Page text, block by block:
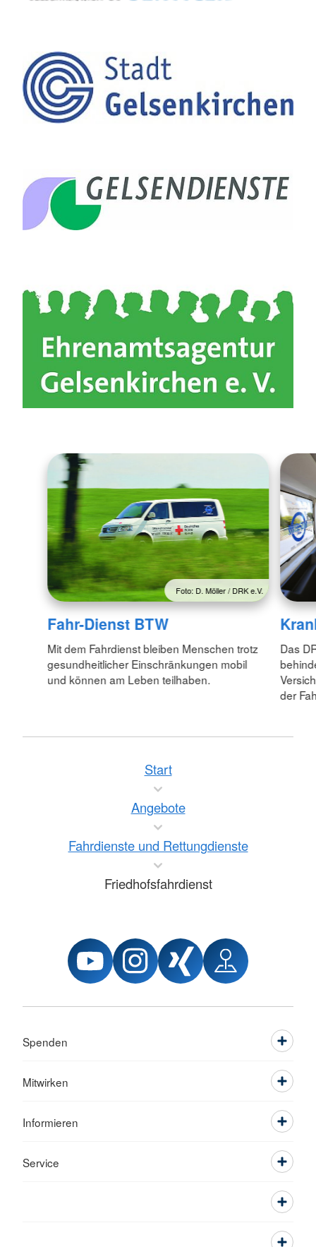
Foto: D. Möller / DRK e.V.
Fahr-Dienst BTW
Mit dem Fahrdienst bleiben Menschen trotz
gesundheitlicher Einschränkungen mobil
und können am Leben teilhaben.
Das
der
Start
Angebote
Fahrdienste und Rettungdienste
Friedhofsfahrdienst
Spenden
Mitwirken
Informieren
Service